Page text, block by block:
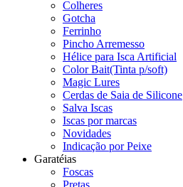
Colheres
Gotcha
Ferrinho
Pincho Arremesso
Hélice para Isca Artificial
Color Bait(Tinta p/soft)
Magic Lures
Cerdas de Saia de Silicone
Salva Iscas
Iscas por marcas
Novidades
Indicação por Peixe
Garatéias
Foscas
Pretas